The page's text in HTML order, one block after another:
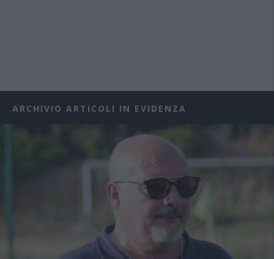
ARCHIVIO ARTICOLI IN EVIDENZA